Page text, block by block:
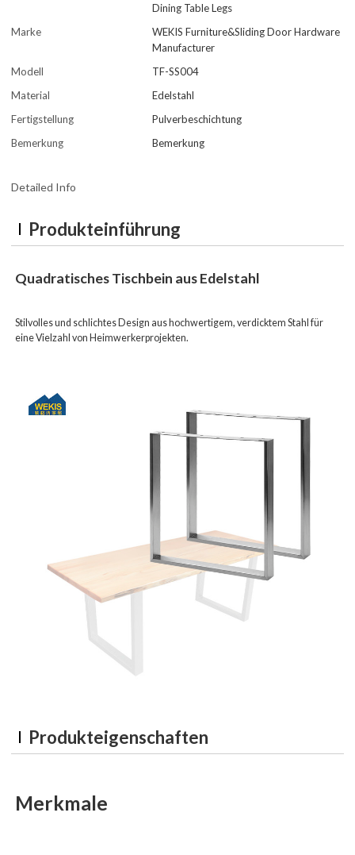
Dining Table Legs
Marke
WEKIS Furniture&Sliding Door Hardware
Manufacturer
Modell
TF-SS004
Material
Edelstahl
Fertigstellung
Pulverbeschichtung
Bemerkung
Bemerkung
Detailed Info
Produkteinführung
Quadratisches Tischbein aus Edelstahl
Stilvolles und schlichtes Design aus hochwertigem, verdicktem Stahl für
eine Vielzahl von Heimwerkerprojekten.
Produkteigenschaften
Merkmale